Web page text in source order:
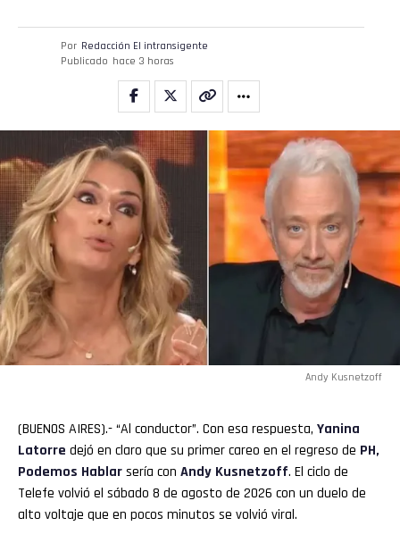
Por Redacción El intransigente
Publicado hace 3 horas
Andy Kusnetzoff
(BUENOS AIRES).- “Al conductor”. Con esa respuesta, Yanina
Latorre dejó en claro que su primer careo en el regreso de PH,
Podemos Hablarsería con Andy Kusnetzoff. El ciclo de
Telefe volvió el sábado 8 de agosto de 2026 con un duelo de
alto voltaje que en pocos minutos se volvió viral.